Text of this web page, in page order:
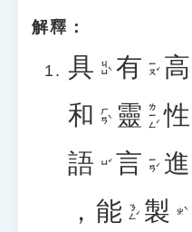
解釋：
具 ㄐㄩˋ 有 ㄧㄡˇ 高
和 ㄏㄢˋ 靈 ㄌㄧㄥˊ 性
語 ㄩˇ 言 ㄧㄢˊ 進
， 能 ㄋㄥˊ 製 ㄓˋ